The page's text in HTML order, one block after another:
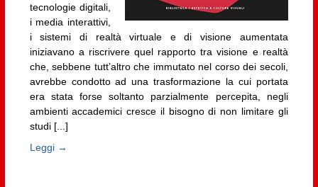
tecnologie digitali,
i media interattivi,
i sistemi di realtà virtuale e di visione aumentata
iniziavano a riscrivere quel rapporto tra visione e realtà
che, sebbene tutt’altro che immutato nel corso dei secoli,
avrebbe condotto ad una trasformazione la cui portata
era stata forse soltanto parzialmente percepita, negli
ambienti accademici cresce il bisogno di non limitare gli
studi [...]
Leggi →